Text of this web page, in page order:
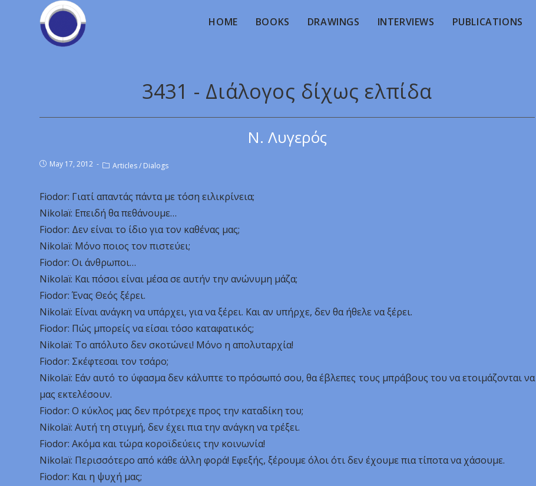
HOME BOOKS DRAWINGS INTERVIEWS PUBLICATIONS
3431 - Διάλογος δίχως ελπίδα
Ν. Λυγερός
May 17, 2012 Articles/ Dialogs
Fiodor: Γιατί απαντάς πάντα με τόση ειλικρίνεια;
Nikolaï: Επειδή θα πεθάνουμε…
Fiodor: Δεν είναι το ίδιο για τον καθένας μας;
Nikolaï: Μόνο ποιος τον πιστεύει;
Fiodor: Οι άνθρωποι…
Nikolaï: Και πόσοι είναι μέσα σε αυτήν την ανώνυμη μάζα;
Fiodor: Ένας Θεός ξέρει.
Nikolaï: Είναι ανάγκη να υπάρχει, για να ξέρει. Και αν υπήρχε, δεν θα ήθελε να ξέρει.
Fiodor: Πώς μπορείς να είσαι τόσο καταφατικός;
Nikolaï: Το απόλυτο δεν σκοτώνει! Μόνο η απολυταρχία!
Fiodor: Σκέφτεσαι τον τσάρο;
Nikolaï: Εάν αυτό το ύφασμα δεν κάλυπτε το πρόσωπό σου, θα έβλεπες τους μπράβους του να ετοιμάζονται να
μας εκτελέσουν.
Fiodor: Ο κύκλος μας δεν πρότρεχε προς την καταδίκη του;
Nikolaï: Αυτή τη στιγμή, δεν έχει πια την ανάγκη να τρέξει.
Fiodor: Ακόμα και τώρα κοροϊδεύεις την κοινωνία!
Nikolaï: Περισσότερο από κάθε άλλη φορά! Εφεξής, ξέρουμε όλοι ότι δεν έχουμε πια τίποτα να χάσουμε.
Fiodor: Και η ψυχή μας;